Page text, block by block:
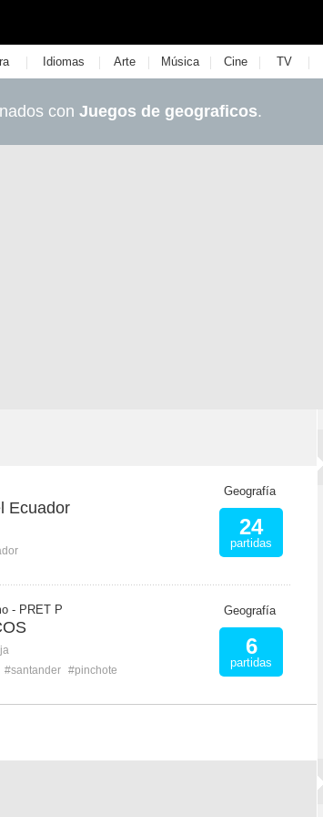
| Idiomas | Arte | Música | Cine | TV |
con Juegos de geograficos.
Ecuador
Geografía
24
partidas
- PRET P
#santander #pinchote
Geografía
6
partidas